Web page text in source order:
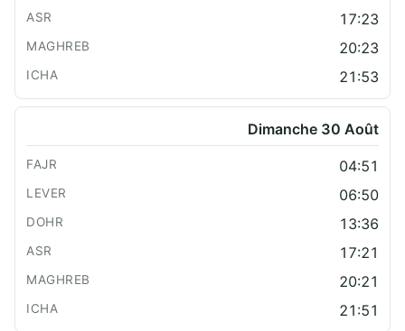
17:23
20:23
21:53
Dimanche 30 Août
04:51
06:50
13:36
17:21
20:21
21:51